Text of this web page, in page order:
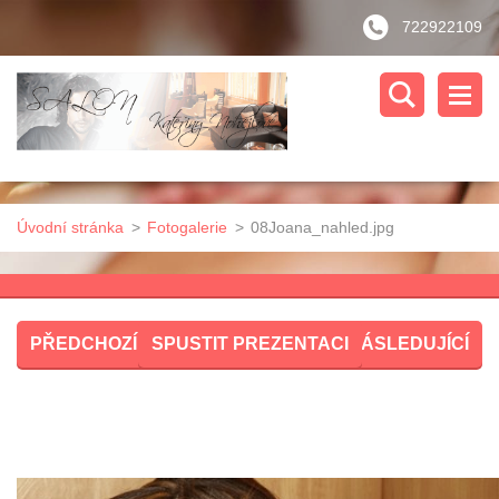
722922109
Úvodní stránka > Fotogalerie > 08Joana_nahled.jpg
PŘEDCHOZÍ SPUSTIT PREZENTACI NÁSLEDUJÍCÍ